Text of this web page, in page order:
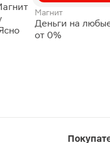
Магнит
Деньги на
от 0%